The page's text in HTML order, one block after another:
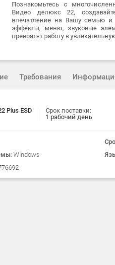
Познакомьтесь с
Видео делюкс 22,
впечатление на Вашу семью
эффекты, меню, звуковые
превратят работу в
Требования
Plus ESD
Срок поставки:
1 рабочий день
Windows